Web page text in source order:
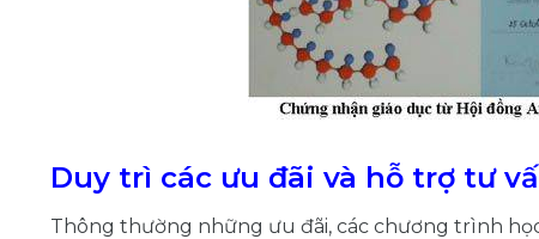
Duy trì các ưu đãi và hỗ trợ tư
Thông thường những ưu đãi, các chương trình